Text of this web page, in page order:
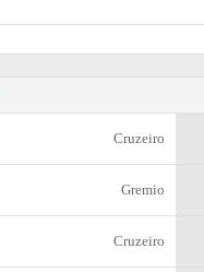
Cruzeiro
Gremio
Cruzeiro